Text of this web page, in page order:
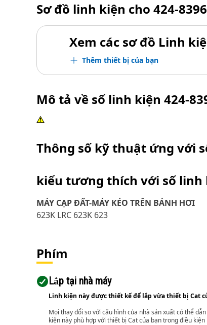
Sơ đồ linh kiện cho 424-8396
Xem các sơ đồ Linh
Thêm thiết bị của bạn
Mô tả về số linh kiện 424-
Thông số kỹ thuật ứng với
kiểu tương thích với số linh
MÁY CẠP ĐẤT-MÁY KÉO TRÊN BÁNH HƠI
623K LRC 623K 623
Phím
Lắp tại nhà máy
Linh kiện này được thiết kế để lắp vừa thiết bị Cat
Mọi thay đổi so với cấu hình của nhà sản xuất có thể
kiện này phù hợp với thiết bị Cat của bạn trong điều